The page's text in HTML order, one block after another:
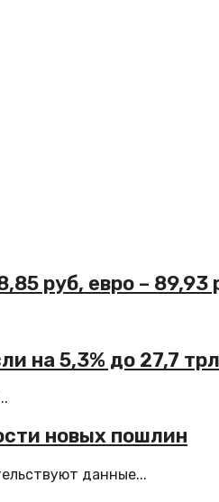
руб, евро – 89,93
на 5,3% до 27,7
новых пошлин
данные...